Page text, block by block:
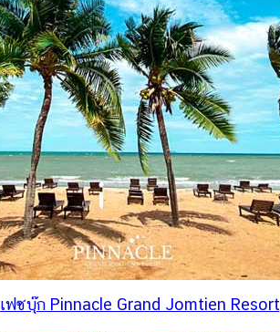
เฟซบุ๊ก Pinnacle Grand Jomtien Resort